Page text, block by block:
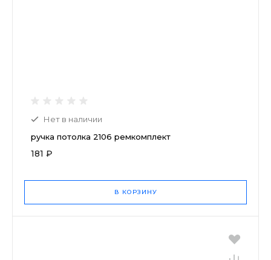
Нет в наличии
ручка потолка 2106 ремкомплект
181 ₽
В КОРЗИНУ